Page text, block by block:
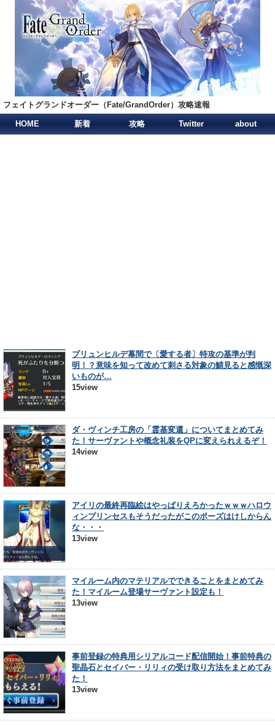
フェイトグランドオーダー（Fate/GrandOrder）攻略速報
HOME 新着 攻略 Twitter about
ブリュンヒルデ幕間で〔愛する者〕特攻の基準が判
明！？意味を知って改めて刺さる対象の鯖見ると感慨深
いものが…
15view
ダ・ヴィンチ工房の「霊基変還」についてまとめてみ
た！サーヴァントや概念礼装をQPに変えられえるぞ！
14view
アイリの最終再臨絵はやっぱりえろかったｗｗｗハロウ
ィンプリンセスもそうだったがこのポーズはけしからん
な・・・
13view
マイルーム内のマテリアルでできることをまとめてみ
た！マイルーム登場サーヴァント設定も！
13view
事前登録の特典用シリアルコード配信開始！事前特典の
聖晶石とセイバー・リリィの受け取り方法をまとめてみ
た！
13view